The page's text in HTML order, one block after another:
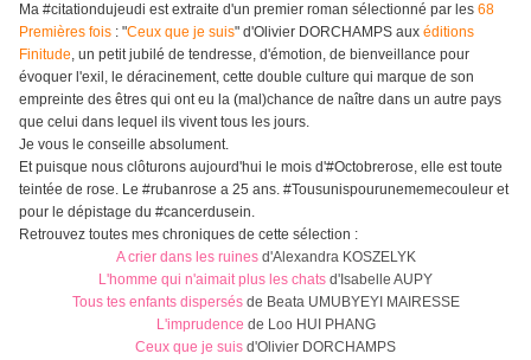
Ma #citationdujeudi est extraite d'un premier roman sélectionné par les 68
Premières fois : "Ceux que je suis" d'Olivier DORCHAMPS aux éditions
Finitude, un petit jubilé de tendresse, d'émotion, de bienveillance pour
évoquer l'exil, le déracinement, cette double culture qui marque de son
empreinte des êtres qui ont eu la (mal)chance de naître dans un autre pays
que celui dans lequel ils vivent tous les jours.
Je vous le conseille absolument.
Et puisque nous clôturons aujourd'hui le mois d'#Octobrerose, elle est toute
teintée de rose. Le #rubanrose a 25 ans. #Tousunispourunememecouleur et
pour le dépistage du #cancerdusein.
Retrouvez toutes mes chroniques de cette sélection :
A crier dans les ruinesd'Alexandra KOSZELYK
L'homme qui n'aimait plus les chats d'Isabelle AUPY
Tous tes enfants dispersésde Beata UMUBYEYI MAIRESSE
L'imprudence de Loo HUI PHANG
Ceux que je suis d'Olivier DORCHAMPS